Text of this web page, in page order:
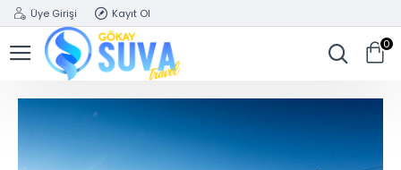
Üye Girişi Kayıt Ol
0